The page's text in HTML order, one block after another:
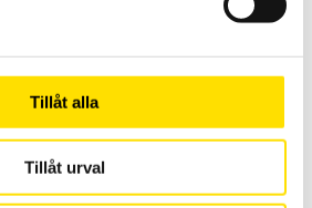
Tillåt alla
Tillåt urval
horisontellt provställ för momentnycklar
LÄS MER